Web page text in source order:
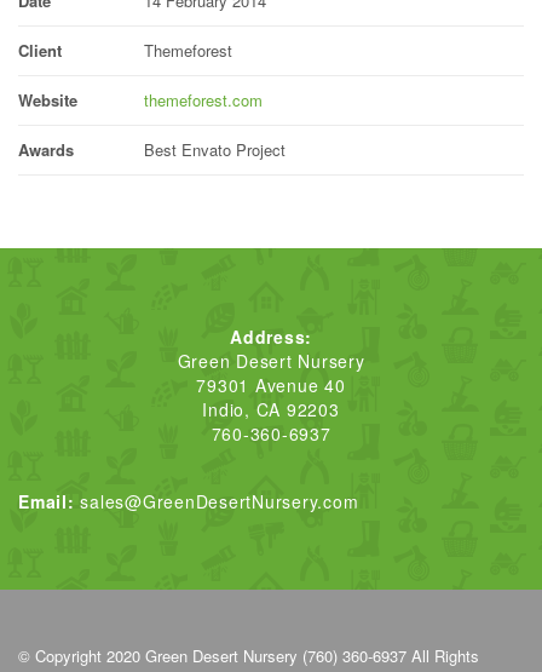
Client Themeforest
Website themeforest.com
Awards Best Envato Project
Address:
Green Desert Nursery
79301 Avenue 40
Indio, CA 92203
760-360-6937
Email: sales@GreenDesertNursery.com
© Copyright 2020 Green Desert Nursery (760) 360-6937 All Rights